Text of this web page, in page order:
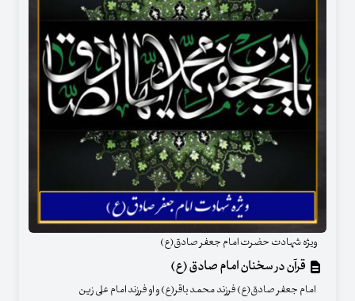
ویژه شهادت حضرت امام جعفر صادق(ع)
قرآن در سخنان امام صادق (ع)
امام جعفر صادق(ع) فرزند محمد باقر(ع) و او فرزند امام علی زین